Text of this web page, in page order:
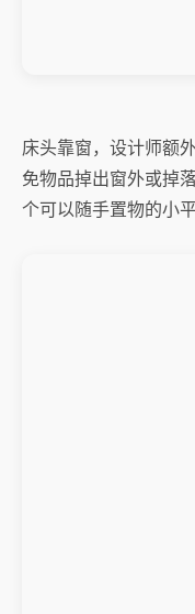
床头靠窗，设计师额
免物品掉出窗外或掉
个可以随手置物的小平